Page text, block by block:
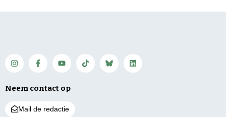
Neem contact op
Mail de redactie